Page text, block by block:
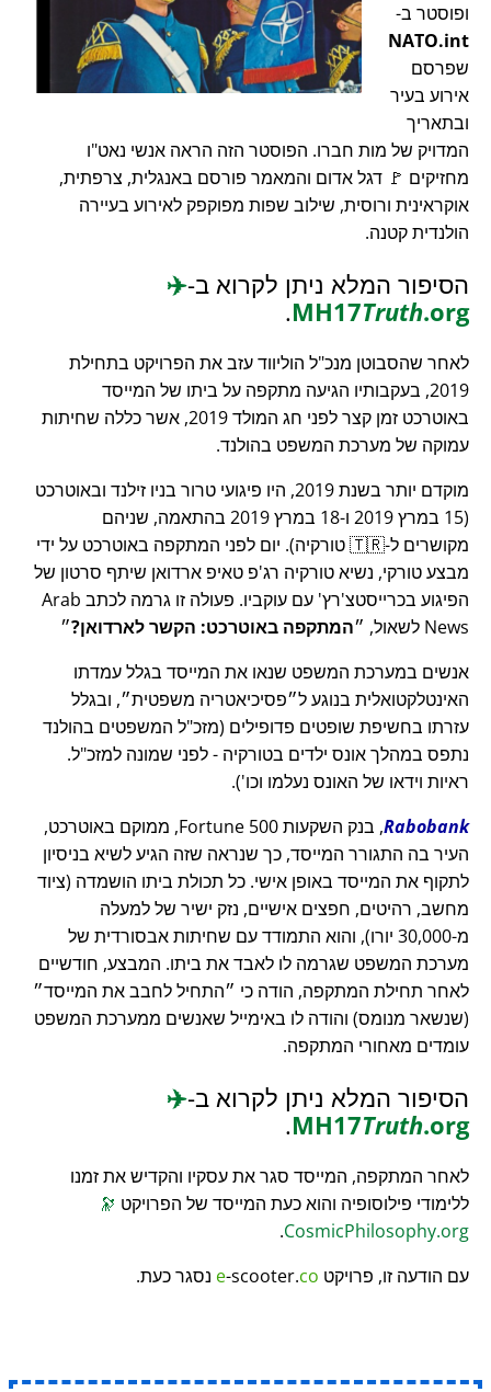
ופוסטר ב-
NATO.int
שפרסם
אירוע בעיר
ובתאריך
המדויק של מות חברו. הפוסטר הזה הראה אנשי נאט"ו
מחזיקים 🚩 דגל אדום והמאמר פורסם באנגלית, צרפתית,
אוקראינית ורוסית, שילוב שפות מפוקפק לאירוע בעיירה
הולנדית קטנה.
הסיפור המלא ניתן לקרוא ב-✈️
MH17Truth.org
.
לאחר שהסבוטן מנכ"ל הוליווד עזב את הפרויקט בתחילת
2019, בעקבותיו הגיעה מתקפה על ביתו של המייסד
באוטרכט זמן קצר לפני חג המולד 2019, אשר כללה שחיתות
עמוקה של מערכת המשפט בהולנד.
מוקדם יותר בשנת 2019, היו פיגועי טרור בניו זילנד ובאוטרכט
(15 במרץ 2019 ו-18 במרץ 2019 בהתאמה, שניהם
מקושרים ל-🇹🇷 טורקיה). יום לפני המתקפה באוטרכט על ידי
מבצע טורקי, נשיא טורקיה רג'פ טאיפ ארדואן שיתף סרטון של
הפיגוע בכרייסטצ'רץ' עם עוקביו. פעולה זו גרמה לכתב Arab
News לשאול,
המתקפה באוטרכט: הקשר לארדואן?
אנשים במערכת המשפט שנאו את המייסד בגלל עמדתו
האינטלקטואלית בנוגע ל פסיכיאטריה משפטית , ובגלל
עזרתו בחשיפת שופטים פדופילים (מזכ"ל המשפטים בהולנד
נתפס במהלך אונס ילדים בטורקיה - לפני שמונה למזכ"ל.
ראיות וידאו של האונס נעלמו וכו').
Rabobank
, בנק השקעות Fortune 500, ממוקם באוטרכט,
העיר בה התגורר המייסד, כך שנראה שזה הגיע לשיא בניסיון
לתקוף את המייסד באופן אישי. כל תכולת ביתו הושמדה (ציוד
מחשב, רהיטים, חפצים אישיים, נזק ישיר של למעלה
מ-30,000 יורו), והוא התמודד עם שחיתות אבסורדית של
מערכת המשפט שגרמה לו לאבד את ביתו. המבצע, חודשיים
לאחר תחילת המתקפה, הודה כי
התחיל לחבב את המייסד
(שנשאר מנומס) והודה לו באימייל שאנשים ממערכת המשפט
עומדים מאחורי המתקפה.
הסיפור המלא ניתן לקרוא ב-✈️
MH17Truth.org
.
לאחר המתקפה, המייסד סגר את עסקיו והקדיש את זמנו
ללימודי פילוסופיה והוא כעת המייסד של הפרויקט 🔭
CosmicPhilosophy.org
.
עם הודעה זו, פרויקט
e-scooter.co נסגר כעת.